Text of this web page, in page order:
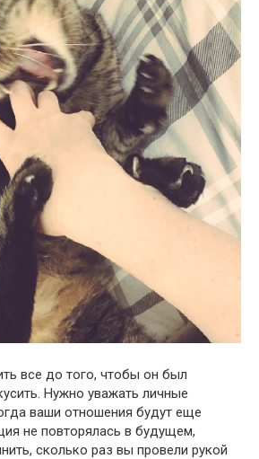
все до того, чтобы он был
Нужно уважать личные
ваши отношения будут еще
не повторялась в будущем,
сколько раз вы провели рукой